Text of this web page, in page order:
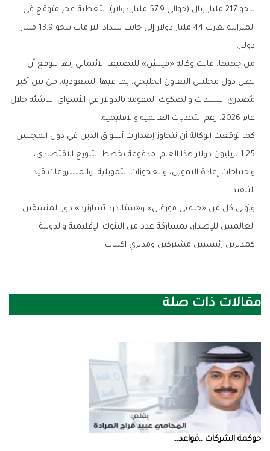
بنحو 217 مليار ريال (حوالي 57.9 مليار دولار)، لتغطية عجز متوقع في
الميزانية يقارب 44 مليار دولار إلى جانب سداد التزامات بنحو 13.9 مليار
دولار.
من جهتها، قالت وكالة «فيتش» للتصنيف الائتماني إنها تتوقع أن
تظل دول مجلس التعاون الخليجي، بما فيها السعودية، من بين أكبر
مُصدري السندات والصكوك المقومة بالدولار في الأسواق الناشئة خلال
عام 2026، رغم التحديات العالمية والإقليمية.
كما توقعت الوكالة أن تتجاوز إصدارات أسواق الدين في دول المجلس
1.25 تريليون دولار هذا العام، مدفوعة بخطط التنويع الاقتصادي،
واحتياجات إعادة التمويل، والعجوزات التمويلية، والمشروعات قيد
التنفيذ.
وتولى كل من «جيه.بي مورغان» و«ستاندرد تشارترد» دور المنسقين
العالميين للإصدار، بمشاركة عدد من البنوك الإقليمية والدولية
كمديرين رئيسيين مشتركين ومديري اكتتاب.
مقالات ذات صلة
حوكمة‭ ‬الشركات‭.. ‬قواعد‭ ...